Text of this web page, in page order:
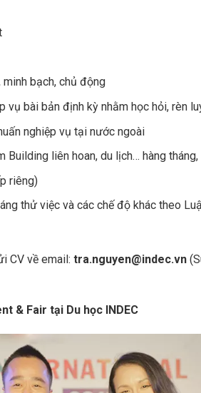
bạch, chủ động
bài bản định kỳ nhằm học hỏi, rèn
nghiệp vụ tại nước ngoài
liên hoan, du lịch… hàng tháng,
riêng)
thử việc và các chế độ khác theo
CV về email: tra.nguyen@indec.vn
& Fair tại Du học INDEC